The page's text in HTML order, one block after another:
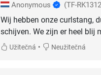
Anonymous (TF-
Wij hebben onze curlstang,
schijven. We zijn er heel blij
Užitečná • Neužitečná